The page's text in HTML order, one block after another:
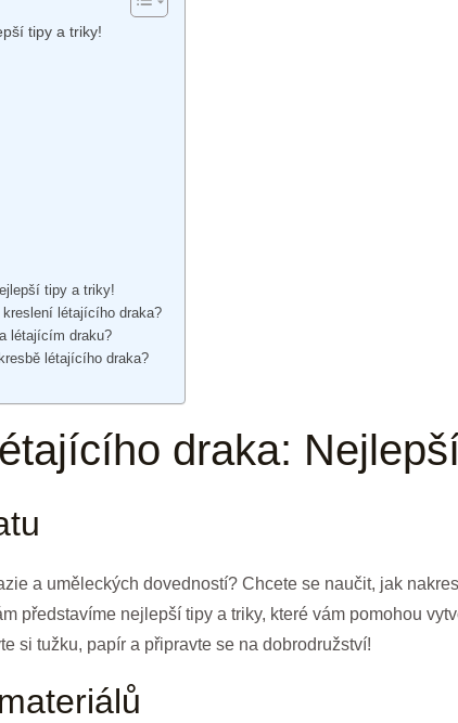
tipy a triky!
tipy a triky!
létajícího draka?
létajícím draku?
létajícího draka?
draka:
a uměleckých dovedností? Chcete se naučit, jak
představíme nejlepší tipy a triky, které vám pomohou
si tužku, papír a připravte se na dobrodružství!